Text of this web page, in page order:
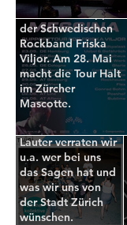
Schweiz als Support
der Schwedischen
Rockband Friska
Viljor. Am 28. Mai
macht die Tour Halt
im Zürcher
Mascotte.
Das Online
Stadtmagazin
Tsüri.ch hat diverse
Zürcher Kollektive
aus den Bereichen
Kultur und
Gesellschaft
portraitiert. Im
Interview mit
Lauter verraten wir
u.a. wer bei uns
das Sagen hat und
was wir uns von
der Stadt Zürich
wünschen.